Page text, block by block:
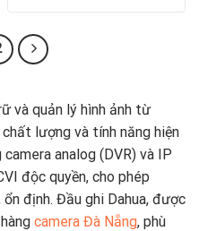
và quản lý hình ảnh từ
lượng và tính năng hiện
analog (DVR) và IP
độc quyền, cho phép
định. Đầu ghi Dahua, được
camera Đà Nẵng, phù